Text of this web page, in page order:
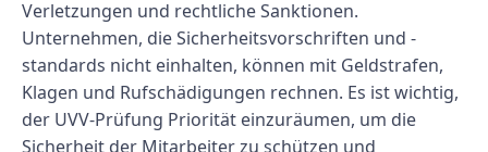
Verletzungen und rechtliche Sanktionen.
Unternehmen, die Sicherheitsvorschriften und -
standards nicht einhalten, können mit Geldstrafen,
Klagen und Rufschädigungen rechnen. Es ist wichtig,
der UVV-Prüfung Priorität einzuräumen, um die
Sicherheit der Mitarbeiter zu schützen und